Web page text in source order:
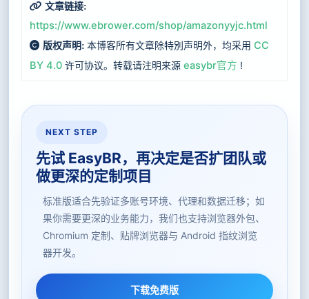
文章链接:
https://www.ebrower.com/shop/amazonyyjc.html
版权声明: 本博客所有文章除特別声明外，均采用CC
BY 4.0 许可协议。转载请注明来源easybr官方 !
NEXT STEP
先试 EasyBR，再决定是否扩团队或
做更深的定制项目
标准版适合先验证多账号环境、代理和数据迁移；如
果你需要更深的业务能力，我们也支持浏览器外包、
Chromium 定制、贴牌浏览器与 Android 指纹浏览
器开发。
下载免费版